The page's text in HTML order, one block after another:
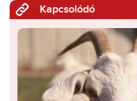
Kapcsolódó